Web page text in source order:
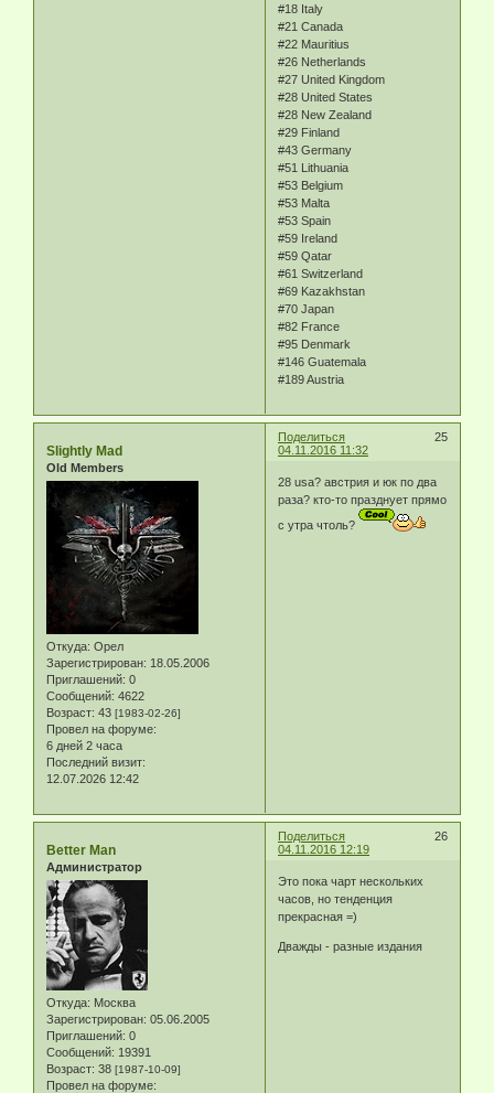
#18 Italy
#21 Canada
#22 Mauritius
#26 Netherlands
#27 United Kingdom
#28 United States
#28 New Zealand
#29 Finland
#43 Germany
#51 Lithuania
#53 Belgium
#53 Malta
#53 Spain
#59 Ireland
#59 Qatar
#61 Switzerland
#69 Kazakhstan
#70 Japan
#82 France
#95 Denmark
#146 Guatemala
#189 Austria
Поделиться
25
04.11.2016 11:32
Slightly Mad
Old Members
Откуда: Орел
Зарегистрирован: 18.05.2006
Приглашений: 0
Сообщений: 4622
Возраст: 43 [1983-02-26]
Провел на форуме:
6 дней 2 часа
Последний визит:
12.07.2026 12:42
28 usa? австрия и юк по два
раза? кто-то празднует прямо
с утра чтоль?
Поделиться
26
04.11.2016 12:19
Better Man
Администратор
Откуда: Москва
Зарегистрирован: 05.06.2005
Приглашений: 0
Сообщений: 19391
Возраст: 38 [1987-10-09]
Провел на форуме:
Это пока чарт нескольких
часов, но тенденция
прекрасная =)
Дважды - разные издания